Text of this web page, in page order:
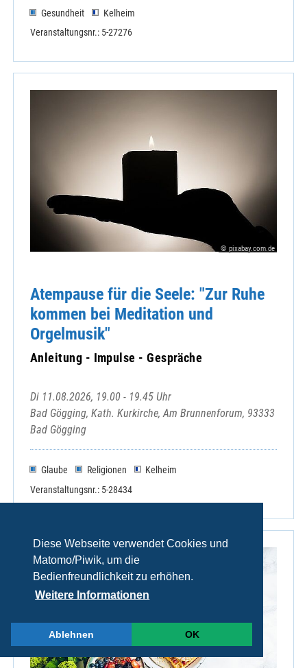
Diese Webseite verwendet Cookies und
Matomo/Piwik, um die
Bedienfreundlichkeit zu erhöhen.
Weitere Informationen
Ablehnen OK
Gesundheit
Kelheim
Veranstaltungsnr.: 5-27276
© pixabay.com.de
Atempause für die Seele: "Zur Ruhe
kommen bei Meditation und
Orgelmusik"
Anleitung - Impulse - Gespräche
Di 11.08.2026, 19.00 - 19.45 Uhr
Bad Gögging, Kath. Kurkirche, Am Brunnenforum, 93333
Bad Gögging
Glaube Religionen
Kelheim
Veranstaltungsnr.: 5-28434